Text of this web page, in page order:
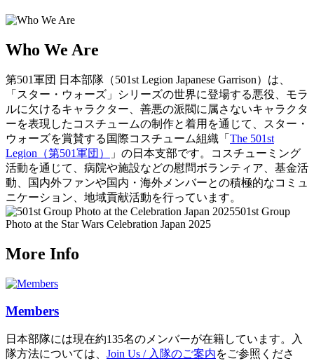
Who We Are
第501軍団 日本部隊（501st Legion Japanese Garrison）は、
「スター・ウォーズ」シリーズの世界に登場する悪役、モラ
ルに欠けるキャラクター、善悪の派閥に属さないキャラクタ
ーを表現したコスチュームの制作と着用を通じて、スター・
ウォーズを賞賛する国際コスチューム組織「 The 501st
Legion（第501軍団）
」の日本支部です。コスチューミング
活動を通じて、病院や施設などの慰問ボランティア、基金活
動、国内外ファンや国内・海外メンバーとの積極的なコミュ
ニケーション、地域貢献活動を行っています。
501st Group
Photo at the Star Wars Celebration Japan 2025
More Info
Members
日本部隊には現在約135名のメンバーが在籍しています。入
隊方法については、 Join Us / 入隊のご案内をご参照くださ